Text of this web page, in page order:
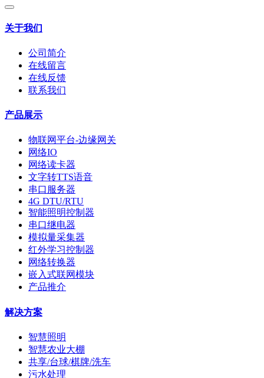
关于我们
公司简介
在线留言
在线反馈
联系我们
产品展示
物联网平台-边缘网关
网络IO
网络读卡器
文字转TTS语音
串口服务器
4G DTU/RTU
智能照明控制器
串口继电器
模拟量采集器
红外学习控制器
网络转换器
嵌入式联网模块
产品推介
解决方案
智慧照明
智慧农业大棚
共享/台球/棋牌/洗车
污水处理